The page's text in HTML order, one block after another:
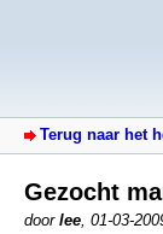
Terug naar het
Gezocht
door lee 01-03-